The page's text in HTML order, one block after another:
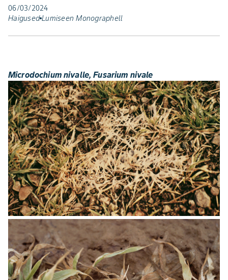
06/03/2024
Haigused Lumiseen Monographell
Microdochium nivalle, Fusarium nivale